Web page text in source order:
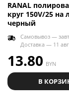
RANAL
круг 150V/25 на
черный
Самовывоз —
Доставка — 11
13.80 BYN
В